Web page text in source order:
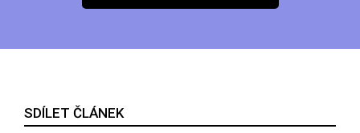
SDÍLET ČLÁNEK